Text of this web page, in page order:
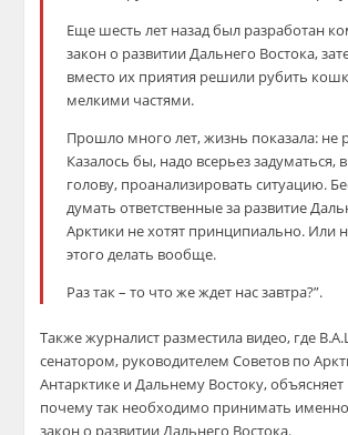
Еще шесть лет назад был разработан
закон о развитии Дальнего Востока,
вместо их приятия решили рубить
мелкими частями.
Прошло много лет, жизнь показала: не
Казалось бы, надо всерьез задуматься,
голову, проанализировать ситуацию.
думать ответственные за развитие
Арктики не хотят принципиально. Или
этого делать вообще.
Раз так – то что же ждет нас завтра?”.
Также журналист разместила видео, где
сенатором, руководителем Советов по
Антарктике и Дальнему Востоку,
почему так необходимо принимать
закон о развитии Дальнего Востока.